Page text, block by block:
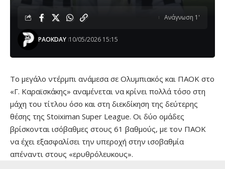
PAOKDAY 10/05/2026 15:15
Ανάγνωση 1'
Το μεγάλο ντέρμπι ανάμεσα σε Ολυμπιακός και ΠΑΟΚ στο
«Γ. Καραϊσκάκης» αναμένεται να κρίνει πολλά τόσο στη
μάχη του τίτλου όσο και στη διεκδίκηση της δεύτερης
θέσης της Stoiximan Super League. Οι δύο ομάδες
βρίσκονται ισόβαθμες στους 61 βαθμούς, με τον ΠΑΟΚ
να έχει εξασφαλίσει την υπεροχή στην ισοβαθμία
απέναντι στους «ερυθρόλευκους».